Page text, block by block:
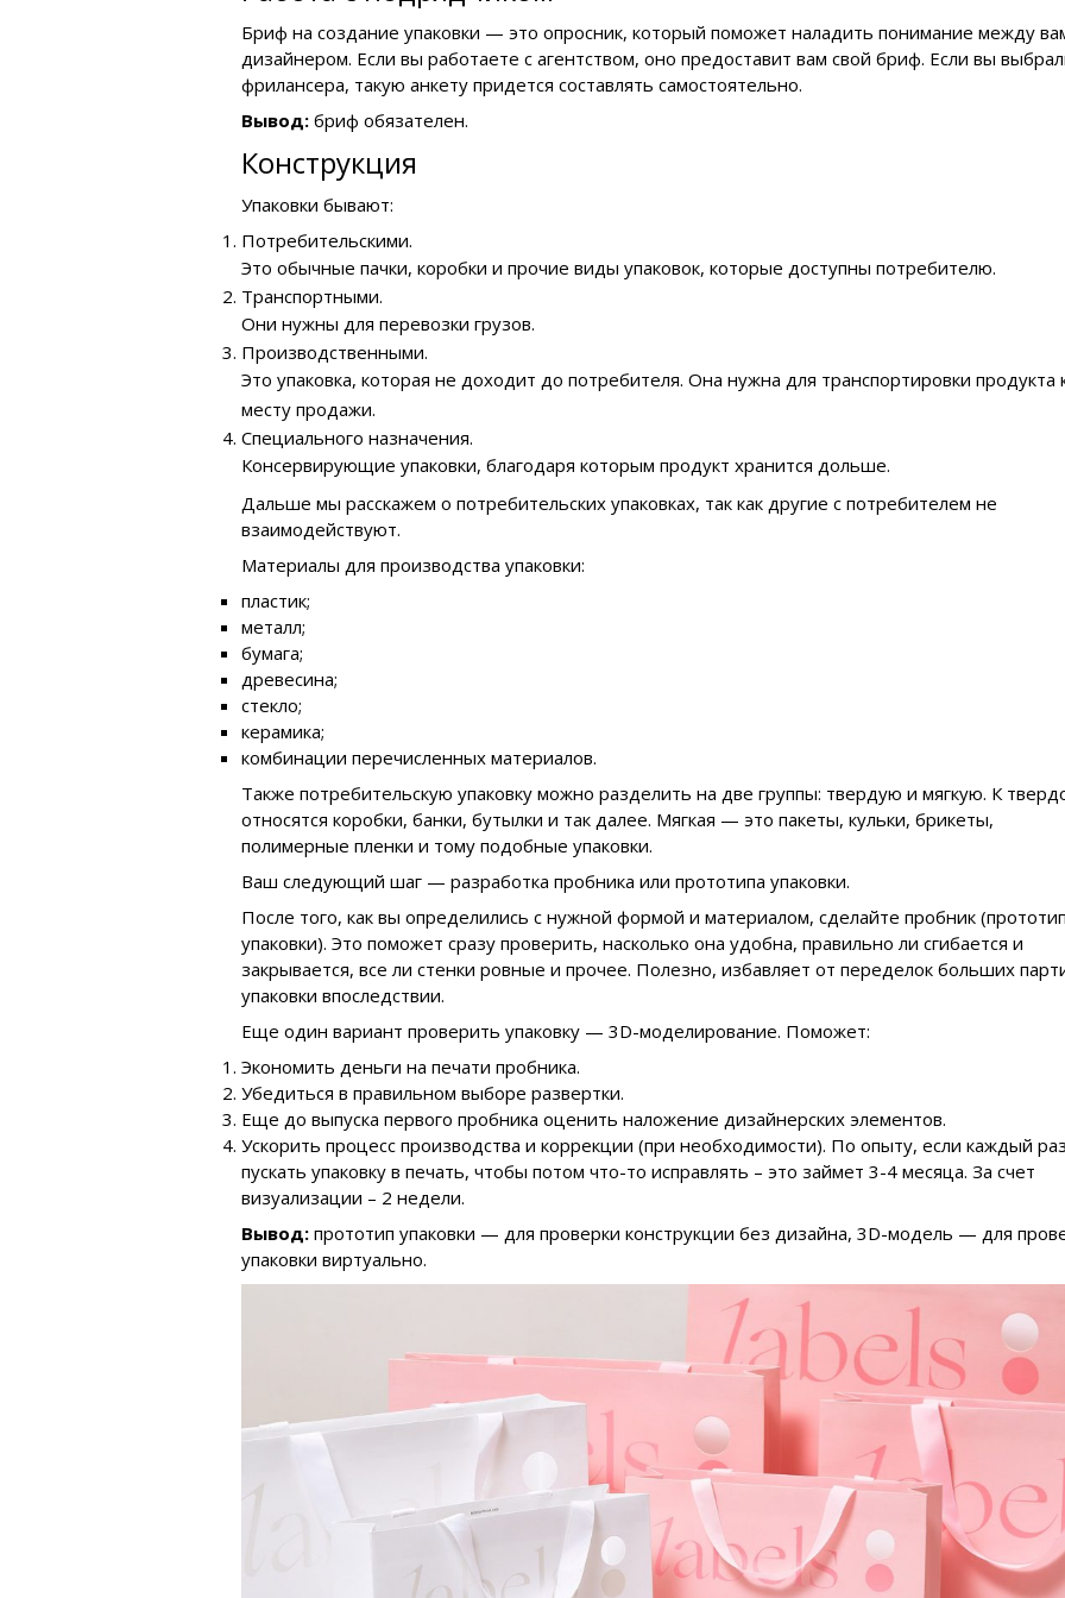
Бриф на создание упаковки — это опросник, который поможет наладить понимание между
дизайнером. Если вы работаете с агентством, оно предоставит вам свой бриф. Если вы
фрилансера, такую анкету придется составлять самостоятельно.
Вывод: бриф обязателен.
Конструкция
Упаковки бывают:
Потребительскими.
Это обычные пачки, коробки и прочие виды упаковок, которые доступны потребителю.
Транспортными.
Они нужны для перевозки грузов.
Производственными.
Это упаковка, которая не доходит до потребителя. Она нужна для транспортировки продукта
месту продажи.
Специального назначения.
Консервирующие упаковки, благодаря которым продукт хранится дольше.
Дальше мы расскажем о потребительских упаковках, так как другие с потребителем не
взаимодействуют.
Материалы для производства упаковки:
пластик;
металл;
бумага;
древесина;
стекло;
керамика;
комбинации перечисленных материалов.
Также потребительскую упаковку можно разделить на две группы: твердую и мягкую. К
относятся коробки, банки, бутылки и так далее. Мягкая — это пакеты, кульки, брикеты,
полимерные пленки и тому подобные упаковки.
Ваш следующий шаг — разработка пробника или прототипа упаковки.
После того, как вы определились с нужной формой и материалом, сделайте пробник (прототип
упаковки). Это поможет сразу проверить, насколько она удобна, правильно ли сгибается и
закрывается, все ли стенки ровные и прочее. Полезно, избавляет от переделок больших
упаковки впоследствии.
Еще один вариант проверить упаковку — 3D-моделирование. Поможет:
Экономить деньги на печати пробника.
Убедиться в правильном выборе развертки.
Еще до выпуска первого пробника оценить наложение дизайнерских элементов.
Ускорить процесс производства и коррекции (при необходимости). По опыту, если каждый раз
пускать упаковку в печать, чтобы потом что-то исправлять – это займет 3-4 месяца. За счет
визуализации – 2 недели.
Вывод: прототип упаковки — для проверки конструкции без дизайна, 3D-модель — для
упаковки виртуально.